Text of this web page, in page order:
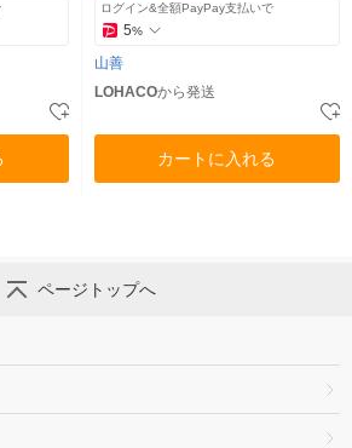
ログイン&全額PayPay支払いで
5%
山善
LOHACOから発送
カートに入れる
ページトップへ